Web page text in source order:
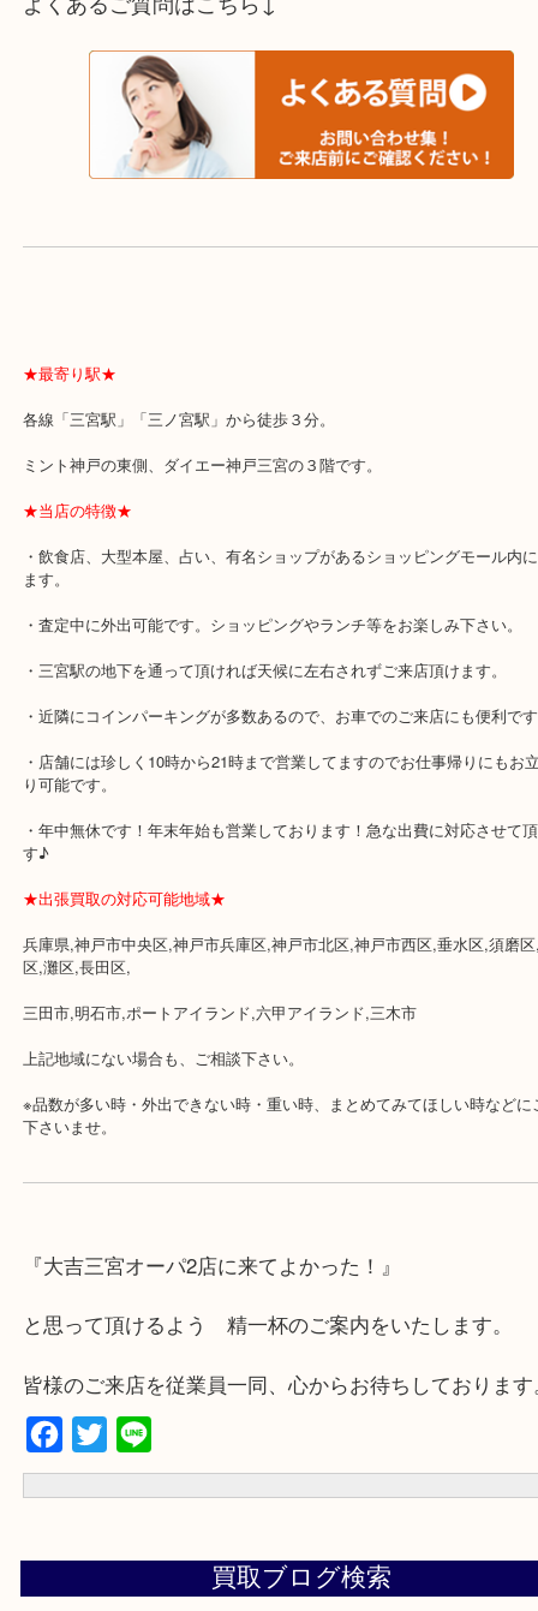
★当店の特徴★
・飲食店、大型本屋、占い、有名ショップがあるショッピングモー
ます。
・近隣にコインパーキングが多数あるので、お車でのご来店にも便
・店舗には珍しく10時から21時まで営業してますのでお仕事帰りに
り可能です。
・年中無休です！年末年始も営業しております！急な出費に対応さ
す♪
上記地域にない場合も、ご相談下さい。
※品数が多い時・外出できない時・重い時、まとめてみてほしい時
下さいませ。
『大吉三宮オーパ2店に来てよかった！』